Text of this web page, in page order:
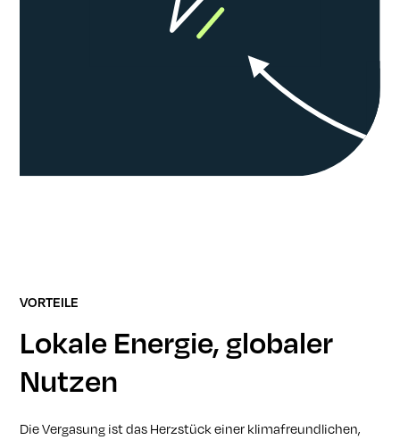
VORTEILE
Lokale Energie, globaler
Nutzen
Die Vergasung ist das Herzstück einer klimafreundlichen,